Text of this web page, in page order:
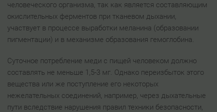
человеческого организма, так как является составляющим
окислительных ферментов при тканевом дыхании,
участвует в процессе выработки меланина (образовании
пигментации) и в механизме образования гемоглобина.
Суточное потребление меди с пищей человеком должно
составлять не меньше 1,5-3 мг. Однако переизбыток этого
вещества или же поступление его некоторых
нежелательных соединений, например, через дыхательные
пути вследствие нарушения правил техники безопасности,